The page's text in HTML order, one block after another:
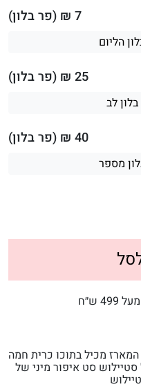
7 ₪ (פר בלון)
25 ₪ (פר בלון)
40 ₪ (פר בלון)
ש״ח
מכיל בתוכו כרית חמה
סט איפור מיני של